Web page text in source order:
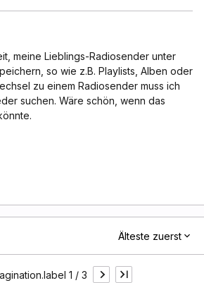
meine Lieblings-Radiosender unter
so wie z.B. Playlists, Alben oder
zu einem Radiosender muss ich
suchen. Wäre schön, wenn das
Älteste zuerst
1 / 3